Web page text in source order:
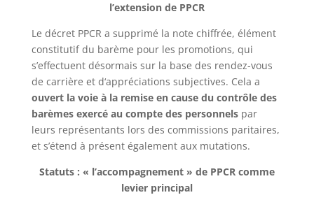
l’extension de PPCR
Le décret PPCR a supprimé la note chiffrée, élément
constitutif du barème pour les promotions, qui
s’effectuent désormais sur la base des rendez-vous
de carrière et d‘appréciations subjectives. Cela a
ouvert la voie à la remise en cause du contrôle des
barèmes exercé au compte des personnelspar
leurs représentants lors des commissions paritaires,
et s’étend à présent également aux mutations.
Statuts : « l’accompagnement » de PPCR comme
levier principal